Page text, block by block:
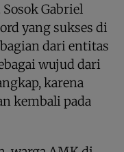
Gabriel
yang sukses di
dari entitas
wujud dari
karena
kembali pada